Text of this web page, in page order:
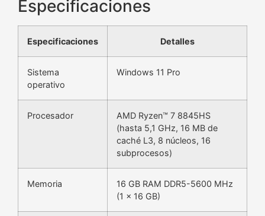
Especificaciones
Especificaciones Detalles
Sistema
operativo
Windows 11 Pro
Procesador
AMD Ryzen™ 7 8845HS
(hasta 5,1 GHz, 16 MB de
caché L3, 8 núcleos, 16
subprocesos)
Memoria
16 GB RAM DDR5-5600 MHz
(1 x 16 GB)